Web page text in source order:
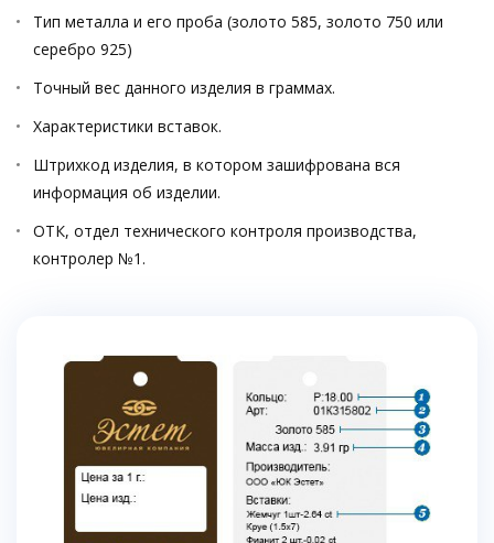
Тип металла и его проба (золото 585, золото 750 или
серебро 925)
Точный вес данного изделия в граммах.
Характеристики вставок.
Штрихкод изделия, в котором зашифрована вся
информация об изделии.
ОТК, отдел технического контроля производства,
контролер №1.